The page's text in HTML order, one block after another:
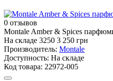
0 отзывов
Montale Amber & Spices
На складе 3250 3 250 грн
Производитель: Montale
Доступность: На складе
Код товара: 22972-005